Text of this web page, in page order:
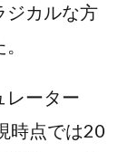
ジカルな方
ーター
時点では20